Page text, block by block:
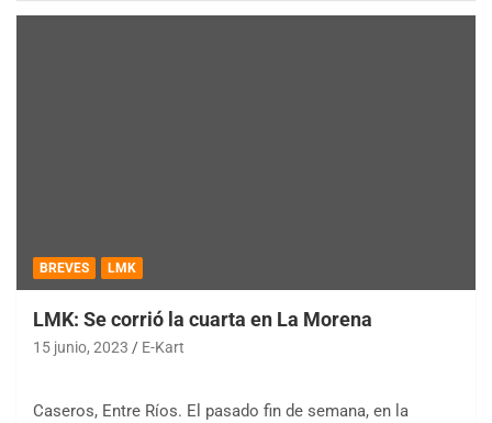
BREVES LMK
LMK: Se corrió la cuarta en La Morena
15 junio, 2023 E-Kart
Caseros, Entre Ríos. El pasado fin de semana, en la